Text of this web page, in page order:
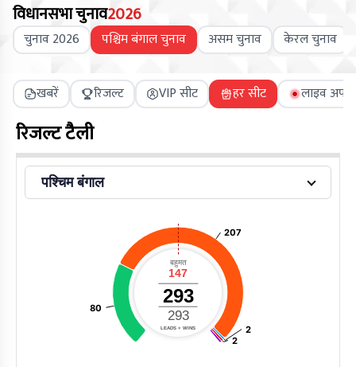
विधानसभा चुनाव2026
चुनाव 2026 पश्चिम बंगाल चुनाव असम चुनाव केरल चुनाव
खबरें रिजल्ट VIP सीट हर सीट लाइव
रिजल्ट टैली